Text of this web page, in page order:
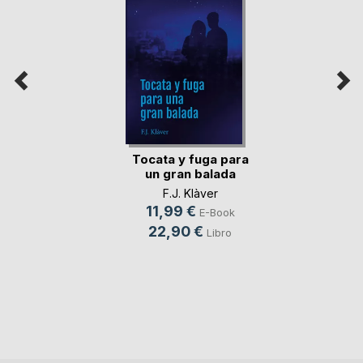
Tocata y fuga para
un gran balada
F.J. Klàver
11,99 € E-Book
22,90 € Libro